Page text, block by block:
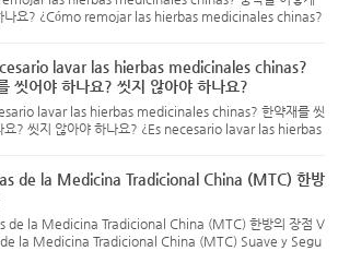
나요? ¿Cómo remojar las hierbas medicinales chinas?
lavar las hierbas medicinales chinas?
씻어야 하나요? 씻지 않아야 하나요?
lavar las hierbas medicinales chinas? 한약재를 씻
요? 씻지 않아야 하나요? ¿Es necesario lavar las hierbas
de la Medicina Tradicional China (MTC) 한방
de la Medicina Tradicional China (MTC) 한방의 장점 V
la Medicina Tradicional China (MTC) Suave y Segu